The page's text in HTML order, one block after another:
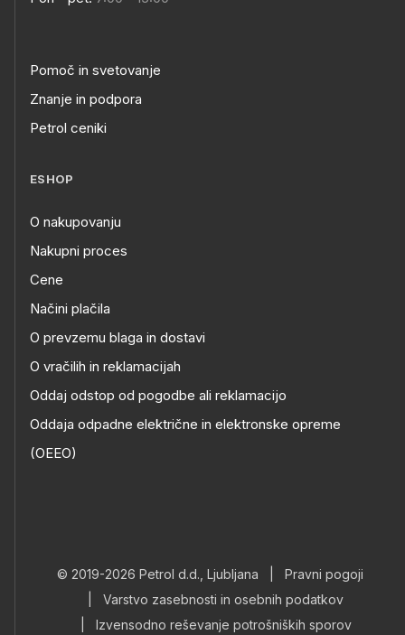
Pomoč in svetovanje
Znanje in podpora
Petrol ceniki
ESHOP
O nakupovanju
Nakupni proces
Cene
Načini plačila
O prevzemu blaga in dostavi
O vračilih in reklamacijah
Oddaj odstop od pogodbe ali reklamacijo
Oddaja odpadne električne in elektronske opreme
(OEEO)
© 2019-2026 Petrol d.d., Ljubljana
Pravni pogoji
Varstvo zasebnosti in osebnih podatkov
Izvensodno reševanje potrošniških sporov